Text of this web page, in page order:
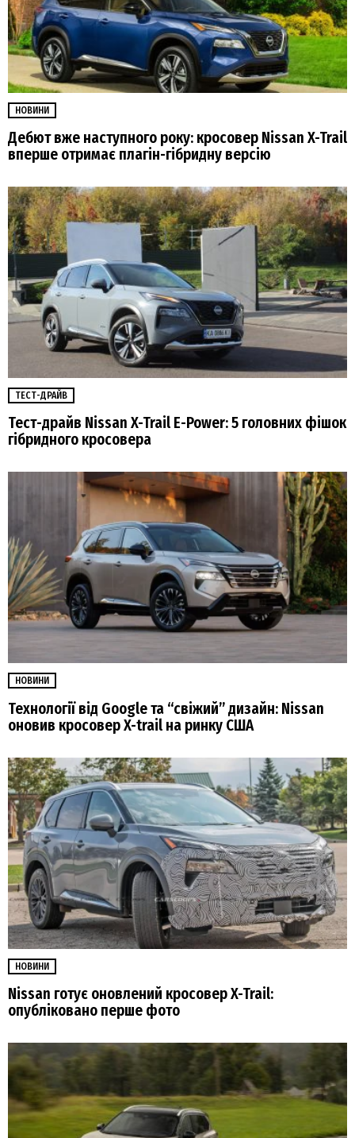
НОВИНИ
Дебют вже наступного року: кросовер Nissan X-Trail
вперше отримає плагін-гібридну версію
ТЕСТ-ДРАЙВ
Тест-драйв Nissan X-Trail E-Power: 5 головних фішок
гібридного кросовера
НОВИНИ
Технології від Google та “свіжий” дизайн: Nissan
оновив кросовер X-trail на ринку США
НОВИНИ
Nissan готує оновлений кросовер X-Trail:
опубліковано перше фото